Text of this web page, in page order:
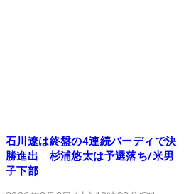
石川遼は終盤の4連続バーディで決
勝進出 杉浦悠太は予選落ち/米男
子下部